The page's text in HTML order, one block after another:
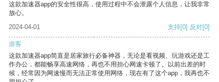
这款加速器app的安全性很高，使用过程中不会泄露个人信息，让我非常
放心。
2024-04-01
支持[0] 反对[0]
游客
这款加速器app简直是居家旅行必备神器，无论是看视频、玩游戏还是工
作办公，都能畅享高速网络，再也不用担心网速卡顿了。以前出差的时
候，经常因为网速慢而无法正常使用网络，现在有了这个app，我再也不